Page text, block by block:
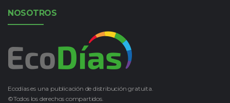
NOSOTROS
Ecodías es una publicación de distribución gratuita.
©Todos los derechos compartidos.